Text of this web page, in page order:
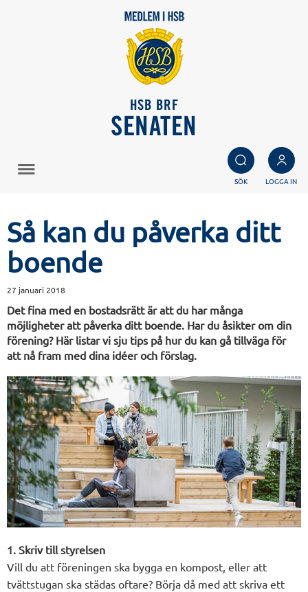
HSB BRF
SENATEN
SÖK LOGGA IN
Så kan du påverka ditt
boende
27 januari 2018
Det fina med en bostadsrätt är att du har många
möjligheter att påverka ditt boende. Har du åsikter om din
förening? Här listar vi sju tips på hur du kan gå tillväga för
att nå fram med dina idéer och förslag.
1. Skriv till styrelsen
Vill du att föreningen ska bygga en kompost, eller att
tvättstugan ska städas oftare? Börja då med att skriva ett